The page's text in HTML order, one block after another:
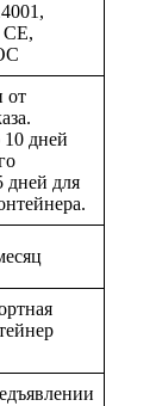
от
дней
дней для